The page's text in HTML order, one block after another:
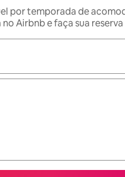
por temporada de
Airbnb e faça sua reserva
estiverem disponíveis,